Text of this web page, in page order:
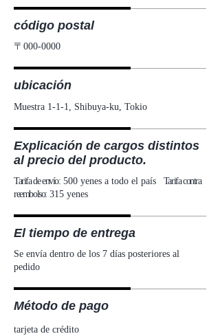
código postal
〒000-0000
ubicación
Muestra 1-1-1, Shibuya-ku, Tokio
Explicación de cargos distintos
al precio del producto.
Tarifa de envío:500 yenes a todo el país
Tarifa contra
reembolso: 315 yenes
El tiempo de entrega
Se envía dentro de los 7 días posteriores al
pedido
Método de pago
tarjeta de crédito